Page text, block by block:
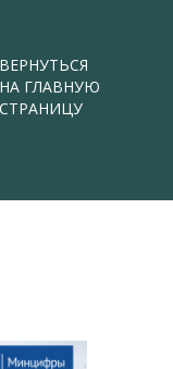
ВЕРНУТЬСЯ
НА ГЛАВНУЮ
СТРАНИЦУ